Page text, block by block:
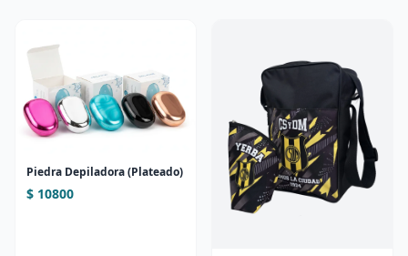
Piedra Depiladora (Plateado)
$ 10800